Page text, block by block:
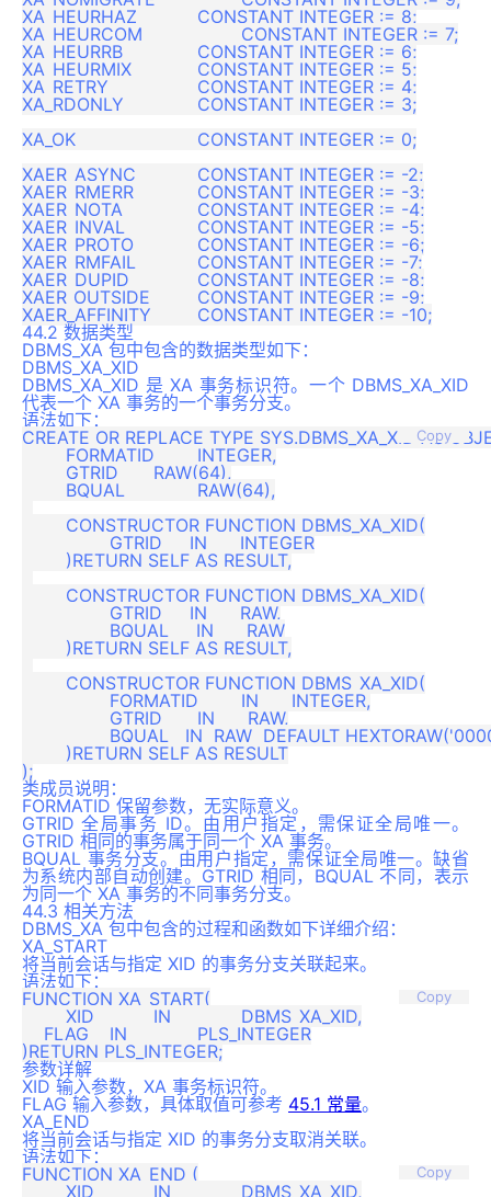
XA_HEURHAZ          	CONSTANT INTEGER := 8;
XA_HEURCOM          	CONSTANT INTEGER := 7;
XA_HEURRB           	CONSTANT INTEGER := 6;
XA_HEURMIX          	CONSTANT INTEGER := 5;
XA_RETRY            	CONSTANT INTEGER := 4;
XA_RDONLY           	CONSTANT INTEGER := 3;
XA_OK               	CONSTANT INTEGER := 0;
XAER_ASYNC          	CONSTANT INTEGER := -2;
XAER_RMERR          	CONSTANT INTEGER := -3;
XAER_NOTA           	CONSTANT INTEGER := -4;
XAER_INVAL          	CONSTANT INTEGER := -5;
XAER_PROTO          	CONSTANT INTEGER := -6;
XAER_RMFAIL         	CONSTANT INTEGER := -7;
XAER_DUPID          	CONSTANT INTEGER := -8;
XAER_OUTSIDE        	CONSTANT INTEGER := -9;
44.2 数据类型
DBMS_XA 包中包含的数据类型如下：
DBMS_XA_XID
DBMS_XA_XID 是 XA 事务标识符。一个 DBMS_XA_XID
代表一个 XA 事务的一个事务分支。
语法如下：
Copy
CREATE OR REPLACE TYPE SYS.DBMS_XA_XID AS
类成员说明：
FORMATID 保留参数，无实际意义。
GTRID 全局事务 ID。由用户指定，需保证全局唯一。
GTRID 相同的事务属于同一个 XA 事务。
BQUAL 事务分支。由用户指定，需保证全局唯一。缺省
为系统内部自动创建。GTRID 相同，BQUAL 不同，表示
为同一个 XA 事务的不同事务分支。
44.3 相关方法
DBMS_XA 包中包含的过程和函数如下详细介绍：
XA_START
将当前会话与指定 XID 的事务分支关联起来。
语法如下：
Copy
FUNCTION XA_START(
    FLAG   	IN 		PLS_INTEGER
参数详解
XID 输入参数，XA 事务标识符。
FLAG 输入参数，具体取值可参考 45.1 常量。
XA_END
将当前会话与指定 XID 的事务分支取消关联。
语法如下：
Copy
FUNCTION XA_END (